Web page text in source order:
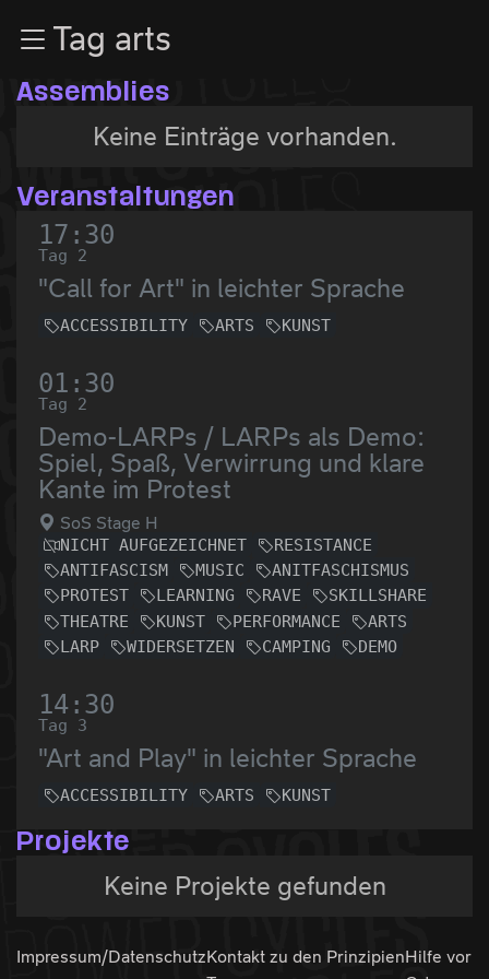
Zum InhaltTag arts
Assemblies
Keine Einträge vorhanden.
Veranstaltungen
17:30
Tag 2
"Call for Art" in leichter Sprache
ACCESSIBILITY ARTS KUNST
01:30
Tag 2
Demo-LARPs / LARPs als Demo:
Spiel, Spaß, Verwirrung und klare
Kante im Protest
SoS Stage H
NICHT AUFGEZEICHNET
RESISTANCE
ANTIFASCISM
MUSIC
ANITFASCHISMUS
PROTEST
LEARNING RAVE
SKILLSHARE
THEATRE
KUNST PERFORMANCE
ARTS
LARP
WIDERSETZEN CAMPING DEMO
14:30
Tag 3
"Art and Play" in leichter Sprache
ACCESSIBILITY ARTS KUNST
Projekte
Keine Projekte gefunden
Impressum/DatenschutzKontakt zu den PrinzipienHilfe vor